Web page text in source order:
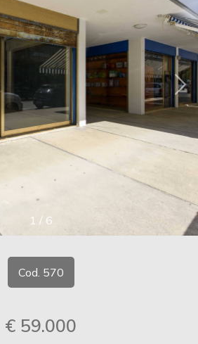
1 / 6
Cod. 570
€ 59.000